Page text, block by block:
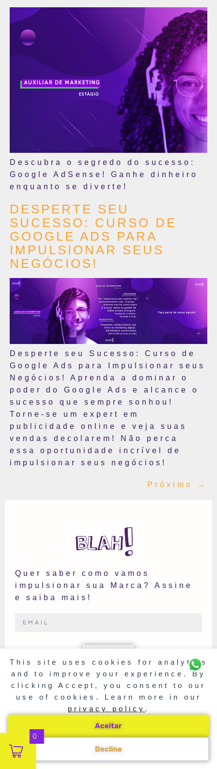
This site uses cookies for analytics
and to improve your experience. By
clicking Accept, you consent to our
use of cookies. Learn more in our
privacy policy .
Aceitar
Decline
Descubra o segredo do sucesso:
Google AdSense! Ganhe dinheiro
enquanto se diverte!
DESPERTE SEU
SUCESSO: CURSO DE
GOOGLE ADS PARA
IMPULSIONAR SEUS
NEGÓCIOS!
Desperte seu Sucesso: Curso de
Google Ads para Impulsionar seus
Negócios! Aprenda a dominar o
poder do Google Ads e alcance o
sucesso que sempre sonhou!
Torne-se um expert em
publicidade online e veja suas
vendas decolarem! Não perca
essa oportunidade incrível de
impulsionar seus negócios!
Próximo →
Quer saber como vamos
impulsionar sua Marca? Assine
e saiba mais!
FACEBOOK
TWITTER
0